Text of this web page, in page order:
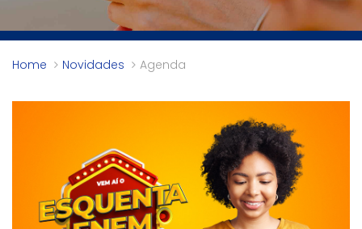
Home Novidades Agenda